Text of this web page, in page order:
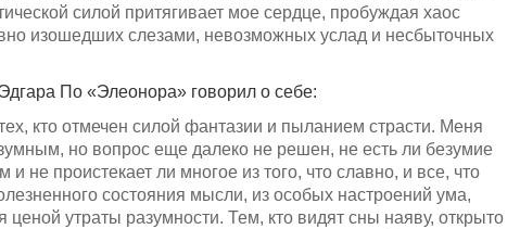
силой притягивает мое сердце, пробуждая хаос
изошедших слезами, невозможных услад и несбыточных
По «Элеонора» говорил о себе:
кто отмечен силой фантазии и пыланием страсти. Меня
но вопрос еще далеко не решен, не есть ли безумие
и не проистекает ли многое из того, что славно, и все, что
состояния мысли, из особых настроений ума,
ценой утраты разумности. Тем, кто видят сны наяву, открыто